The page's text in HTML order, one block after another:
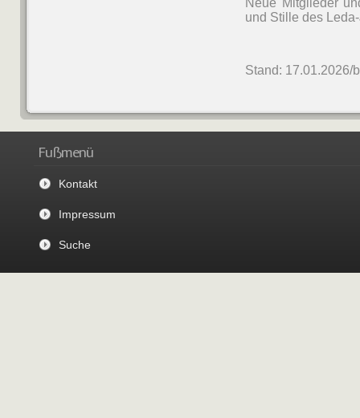
Neue Mitglieder
und Stille des
Stand: 17.01.2026/
Fußmenü
Kontakt
Impressum
Suche